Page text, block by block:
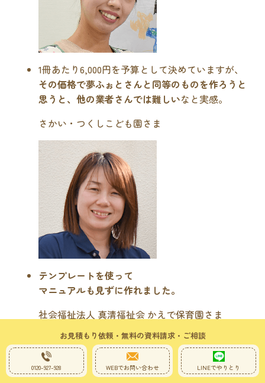
お見積もり依頼・無料の資料請求・ご相談
0120-927-928 WEBでお問い合わせ LINEでやりとり
1冊あたり6,000円を予算として決めていますが、
その価格で夢ふぉとさんと同等のものを作ろうと
思うと、他の業者さんでは難しいなと実感。
さかい・つくしこども園さま
テンプレートを使って
マニュアルも見ずに作れました。
社会福祉法人 真清福祉会 かえで保育園さま